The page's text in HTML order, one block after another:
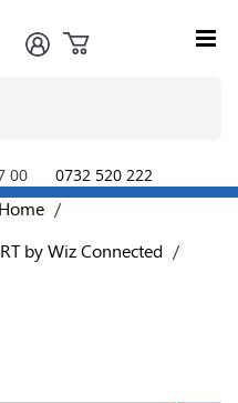
00 0732 520 222
/
by Wiz Connected /